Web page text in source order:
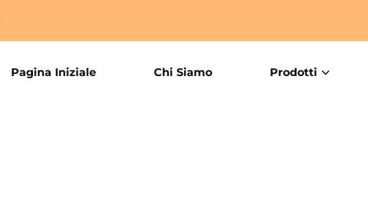
Pagina Iniziale Chi Siamo Prodotti